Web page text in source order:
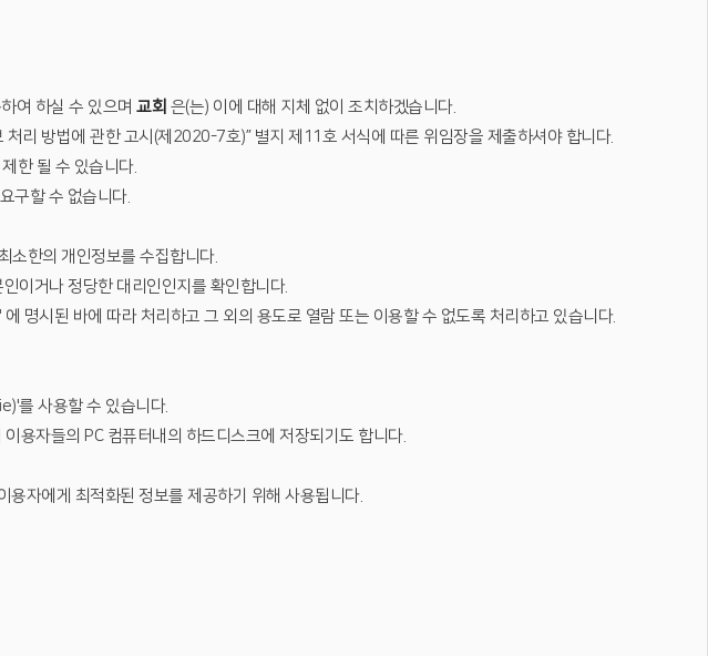
여 하실 수 있으며 교회 은(는) 이에 대해 지체 없이 조치하겠습니다.
리 방법에 관한 고시(제2020-7호)” 별지 제11호 서식에 따른 위임장을 제출하셔야 합니다.
한 될 수 있습니다.
구할 수 없습니다.
소한의 개인정보를 수집합니다.
이거나 정당한 대리인인지를 확인합니다.
명시된 바에 따라 처리하고 그 외의 용도로 열람 또는 이용할 수 없도록 처리하고 있습니다.
를 사용할 수 있습니다.
용자들의 PC 컴퓨터내의 하드디스크에 저장되기도 합니다.
자에게 최적화된 정보를 제공하기 위해 사용됩니다.